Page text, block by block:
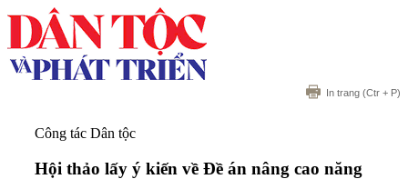
In trang (Ctr + P)
Công tác Dân tộc
Hội thảo lấy ý kiến về Đề án nâng cao năng